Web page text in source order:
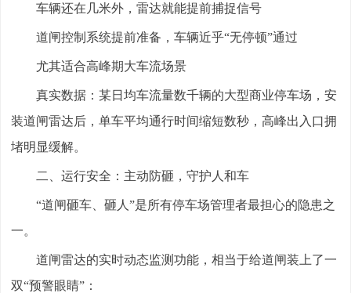
车辆还在几米外，雷达就能提前捕捉信号
道闸控制系统提前准备，车辆近乎“无停顿”通过
尤其适合高峰期大车流场景
真实数据：某日均车流量数千辆的大型商业停车场，安
装道闸雷达后，单车平均通行时间缩短数秒，高峰出入口拥
堵明显缓解。
二、运行安全：主动防砸，守护人和车
“道闸砸车、砸人”是所有停车场管理者最担心的隐患之
一。
道闸雷达的实时动态监测功能，相当于给道闸装上了一
双“预警眼睛”：